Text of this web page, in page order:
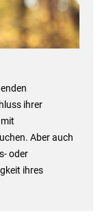
ihrer
Aber auch
oder
ihres